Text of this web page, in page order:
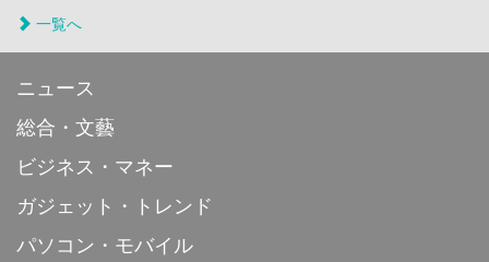
一覧へ
ニュース
総合・文藝
ビジネス・マネー
ガジェット・トレンド
パソコン・モバイル